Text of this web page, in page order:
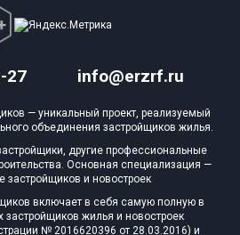
27 info@erzrf.ru
— уникальный проект, реализуемый
объединения застройщиков жилья.
другие профессиональные
Основная специализация —
застройщиков и новостроек
включает в себя самую полную в
застройщиков жилья и новостроек
№ 2016620396 от 28.03.2016) и